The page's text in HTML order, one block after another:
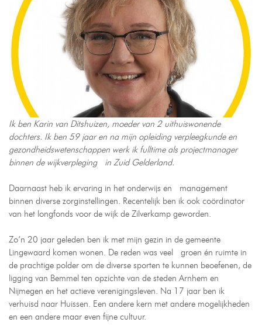
Ik ben Karin van Ditshuizen, moeder van 2 uithuiswonende
dochters. Ik ben 59 jaar en na mijn opleiding verpleegkunde en
gezondheidswetenschappen werk ik fulltime als projectmanager
binnen de wijkverpleging in Zuid Gelderland.
Daarnaast heb ik ervaring in het onderwijs en management
binnen diverse zorginstellingen. Recentelijk ben ik ook coördinator
van het longfonds voor de wijk de Zilverkamp geworden.
Zo’n 20 jaar geleden ben ik met mijn gezin in de gemeente
Lingewaard komen wonen. De reden was veel groen én ruimte in
de prachtige polder om de diverse sporten te kunnen beoefenen, de
ligging van Bemmel ten opzichte van de steden Arnhem en
Nijmegen en het actieve verenigingsleven. Na 17 jaar ben ik
verhuisd naar Huissen. Een andere kern met andere mogelijkheden
en een andere maar even fijne cultuur.